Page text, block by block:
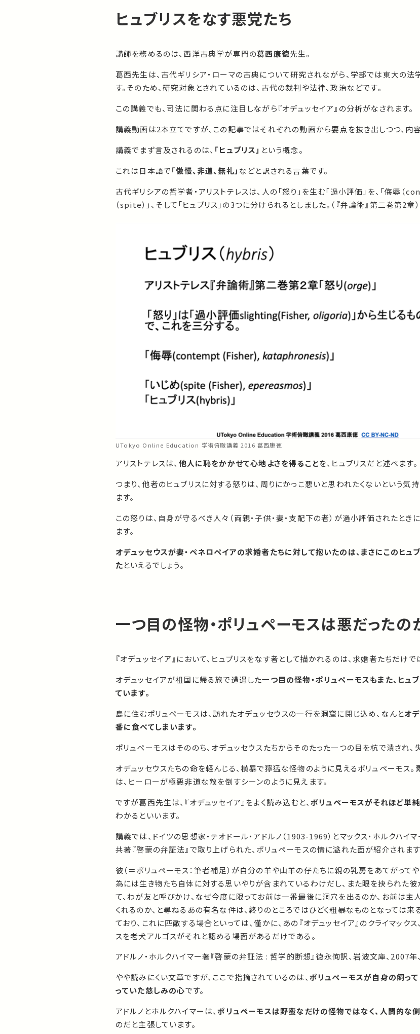
ヒュブリスをなす悪党たち
講師を務めるのは、西洋古典学が専門の葛西康徳先生。
葛西先生は、古代ギリシア・ローマの古典について研究されながら、学部では東大の法
す。そのため、研究対象とされているのは、古代の裁判や法律、政治などです。
この講義でも、司法に関わる点に注目しながら『オデュッセイア』の分析がなされます。
講義動画は2本立てですが、この記事ではそれぞれの動画から要点を抜き出しつつ、内
講義でまず言及されるのは、 「ヒュブリス」 という概念。
これは日本語で「傲慢、非道、無礼」 などと訳される言葉です。
古代ギリシアの哲学者・アリストテレスは、人の「怒り」を生む「過小評価」を、「侮辱（
（spite）」、そして「ヒュブリス」の3つに分けられるとしました。（『弁論術』第二巻第2章）
UTokyo Online Education 学術俯瞰講義 2016 葛西康徳
アリストテレスは、 他人に恥をかかせて心地よさを得ることを、ヒュブリスだと述べます。
つまり、他者のヒュブリスに対する怒りは、周りにかっこ悪いと思われたくないという気
ます。
この怒りは、自身が守るべき人々（両親・子供・妻・支配下の者）が過小評価されたとき
ます。
オデュッセウスが妻・ペネロペイアの求婚者たちに対して抱いたのは、まさにこのヒュ
たといえるでしょう。
一つ目の怪物・ポリュペーモスは悪だったの
『オデュッセイア』において、ヒュブリスをなす者として描かれるのは、求婚者たちだけで
オデュッセイアが祖国に帰る旅で遭遇した一つ目の怪物・ポリュペーモスもまた、ヒュ
ています。
島に住むポリュペーモスは、訪れたオデュッセウスの一行を洞窟に閉じ込め、なんとオ
番に食べてしまいます。
ポリュペーモスはそののち、オデュッセウスたちからそのたった一つの目を杭で潰され、
オデュッセウスたちの命を軽んじる、横暴で獰猛な怪物のように見えるポリュペーモス
は、ヒーローが極悪非道な敵を倒すシーンのように見えます。
ですが葛西先生は、『オデュッセイア』をよく読み込むと、 ポリュペーモスがそれほど単
わかるといいます。
講義では、ドイツの思想家・テオドール・アドルノ（1903-1969）とマックス・ホルクハイ
共著『啓蒙の弁証法』で取り上げられた、ポリュペーモスの情に溢れた面が紹介されます
彼（＝ポリュペーモス：筆者補足）が自分の羊や山羊の仔たちに親の乳房をあてがって
為には生き物たち自体に対する思いやりが含まれているわけだし、また眼を抉られた彼
て、わが友と呼びかけ、なぜ今度に限ってお前は一番最後に洞穴を出るのか、お前は主
くれるのか、と尋ねるあの有名な件は、終りのところではひどく粗暴なものとなっては
ており、これに匹敵する場合といっては、僅かに、あの『オデュッセイア』のクライマック
スを老犬アルゴスがそれと認める場面があるだけである。
アドルノ・ホルクハイマー著『啓蒙の弁証法 : 哲学的断想』徳永恂訳、岩波文庫、2007
やや読みにくい文章ですが、ここで指摘されているのは、ポリュペーモスが自身の飼っ
っていた慈しみの心です。
アドルノとホルクハイマーは、ポリュペーモスは野蛮なだけの怪物ではなく、人間的な
のだと主張しています。